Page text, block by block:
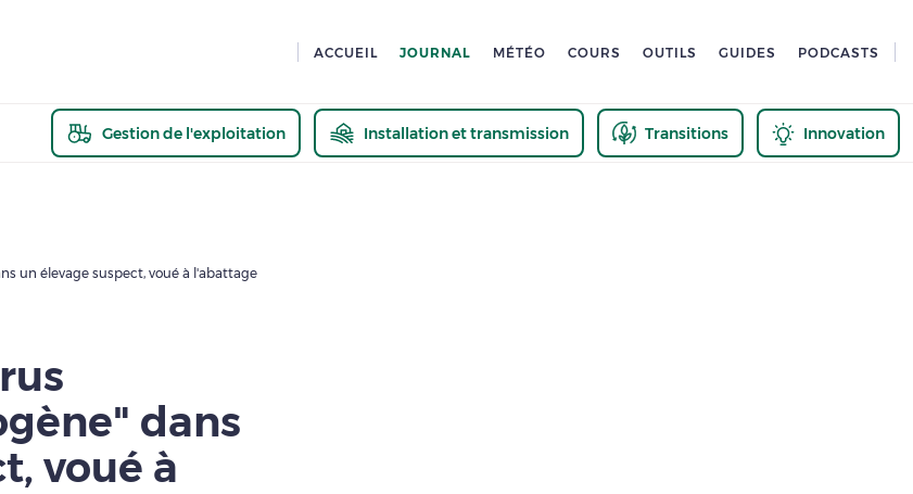
ACCUEIL JOURNAL MÉTÉO COURS OUTILS GUIDES PODCASTS
Gestion de l'exploitation Installation et transmission Transitions Innovation
un élevage suspect, voué à l'abattage
dans
voué à